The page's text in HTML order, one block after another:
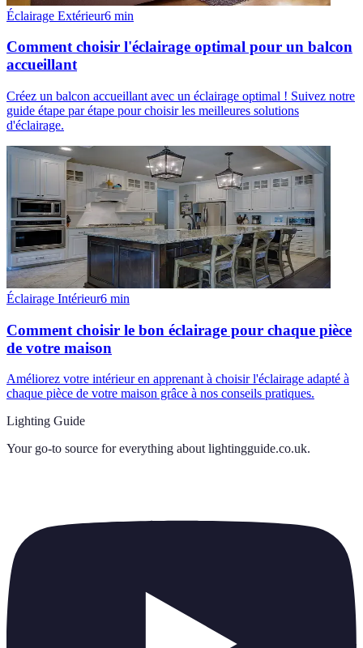
Éclairage Extérieur6 min
Comment choisir l'éclairage optimal pour un balcon
accueillant
Créez un balcon accueillant avec un éclairage optimal ! Suivez notre
guide étape par étape pour choisir les meilleures solutions
d'éclairage.
Éclairage Intérieur6 min
Comment choisir le bon éclairage pour chaque pièce
de votre maison
Améliorez votre intérieur en apprenant à choisir l'éclairage adapté à
chaque pièce de votre maison grâce à nos conseils pratiques.
Lighting Guide
Your go-to source for everything about lightingguide.co.uk.